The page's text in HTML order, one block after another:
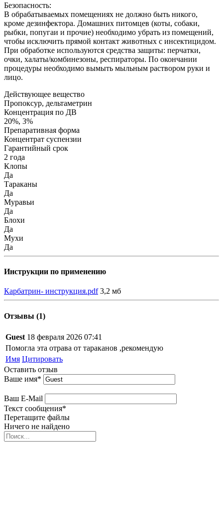
Безопасность:
В обрабатываемых помещениях не должно быть никого,
кроме дезинфектора. Домашних питомцев (коты, собаки,
рыбки, попугаи и прочие) необходимо убрать из помещений,
чтобы исключить прямой контакт животных с инсектицидом.
При обработке используются средства защиты: перчатки,
очки, халаты/комбинезоны, респираторы. По окончании
процедуры необходимо вымыть мыльным раствором руки и
лицо.
Действующее вещество
Пропоксур, дельтаметрин
Концентрация по ДВ
20%, 3%
Препаративная форма
Концентрат суспензии
Гарантийный срок
2 года
Клопы
Да
Тараканы
Да
Муравьи
Да
Блохи
Да
Мухи
Да
Инструкции по применению
Карбатрин- инструкция.pdf 3,2 мб
Отзывы (1)
Guest 18 февраля 2026 07:41
Помогла эта отрава от тараканов ,рекомендую
Имя Цитировать
Оставить отзыв
Ваше имя*
Ваш E-Mail
Текст сообщения*
Перетащите файлы
Ничего не найдено